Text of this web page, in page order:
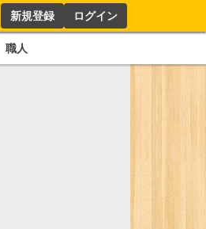
新規登録 ログイン
職人